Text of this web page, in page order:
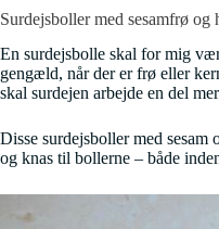
Surdejsboller med sesamfrø og
En surdejsbolle skal for mig
gengæld, når der er frø eller
skal surdejen arbejde en del
Disse surdejsboller med
og knas til bollerne – både